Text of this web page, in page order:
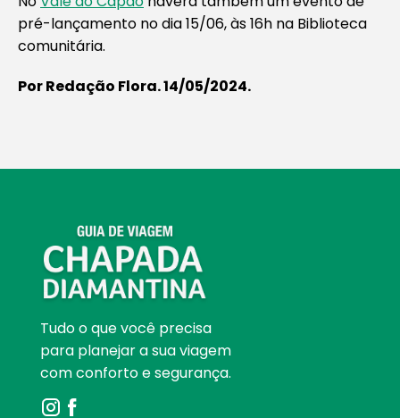
pré-lançamento no dia 15/06, às 16h na Biblioteca
comunitária.
Por Redação Flora. 14/05/2024.
Tudo o que você precisa
para planejar a sua viagem
com conforto e segurança.